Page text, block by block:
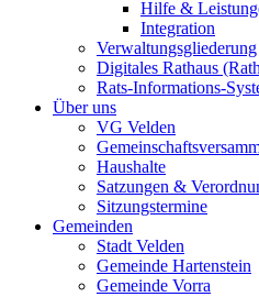
Hilfe &
Integration
Verwaltungsgliederung
Digitales Rathaus
Rats-Informations-
Über uns
VG Velden
Haushalte
Satzungen &
Sitzungstermine
Gemeinden
Stadt Velden
Gemeinde Hartenstein
Gemeinde Vorra